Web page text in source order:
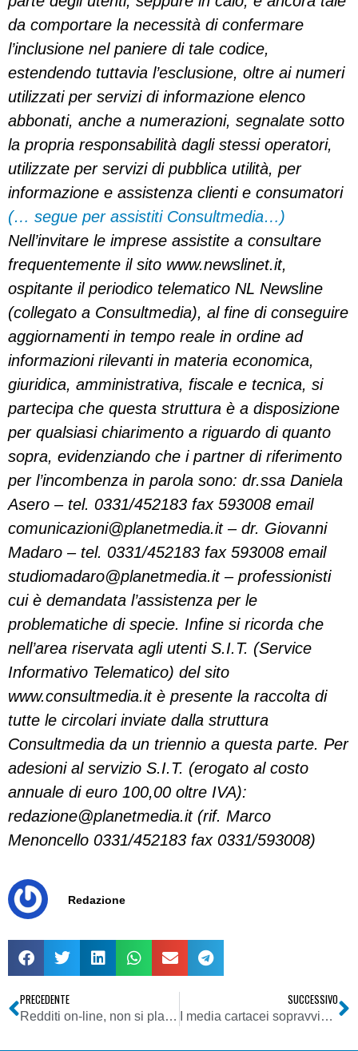
da comportare la necessità di confermare
l’inclusione nel paniere di tale codice,
estendendo tuttavia l’esclusione, oltre ai numeri
utilizzati per servizi di informazione elenco
abbonati, anche a numerazioni, segnalate sotto
la propria responsabilità dagli stessi operatori,
utilizzate per servizi di pubblica utilità, per
informazione e assistenza clienti e consumatori
(… segue per assistiti Consultmedia…)
Nell’invitare le imprese assistite a consultare
frequentemente il sito www.newslinet.it,
ospitante il periodico telematico NL Newsline
(collegato a Consultmedia), al fine di conseguire
aggiornamenti in tempo reale in ordine ad
informazioni rilevanti in materia economica,
giuridica, amministrativa, fiscale e tecnica, si
partecipa che questa struttura è a disposizione
per qualsiasi chiarimento a riguardo di quanto
sopra, evidenziando che i partner di riferimento
per l’incombenza in parola sono: dr.ssa Daniela
Asero – tel. 0331/452183 fax 593008 email
comunicazioni@planetmedia.it– dr. Giovanni
Madaro – tel. 0331/452183 fax 593008 email
studiomadaro@planetmedia.it– professionisti
cui è demandata l’assistenza per le
problematiche di specie. Infine si ricorda che
nell’area riservata agli utenti S.I.T. (Service
Informativo Telematico) del sito
www.consultmedia.it è presente la raccolta di
tutte le circolari inviate dalla struttura
Consultmedia da un triennio a questa parte. Per
adesioni al servizio S.I.T. (erogato al costo
annuale di euro 100,00 oltre IVA):
redazione@planetmedia.it(rif. Marco
Menoncello 0331/452183 fax 0331/593008)
Redazione
PRECEDENTE
Redditi on-line, non si placano le polemiche
SUCCESSIVO
I media cartacei sopravviveranno alla transizione verso Internet? C’è ancora vita dopo la carta stampata in Editoria? Giornali, Internet e il web